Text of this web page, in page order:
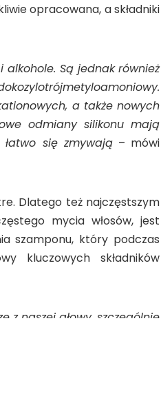
opracowana, a składniki
alkohole. Są jednak również
a także nowych
odmiany silikonu mają
się zmywają– mówi
Dlatego też najczęstszym
mycia włosów, jest
szamponu, który podczas
kluczowych składników
z naszej głowy, szczególnie